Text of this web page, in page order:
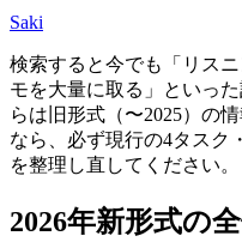
Saki
検索すると今でも「リス
モを大量に取る」といっ
らは旧形式（〜2025）の
なら、必ず現行の4タスク
を整理し直してください。
2026年新形式の